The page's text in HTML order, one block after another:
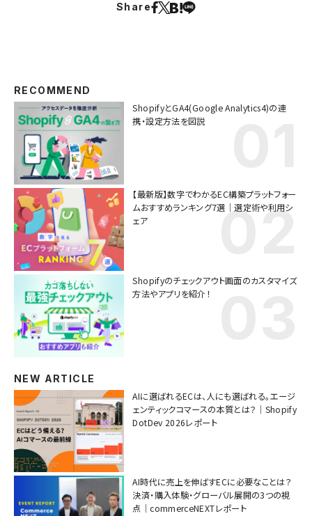
Share
RECOMMEND
ShopifyとGA4(Google Analytics4)の連
携・設定方法を図説
【最新版】数字でわかるEC構築プラットフォー
ムおすすめランキング7選｜選定術や利用シ
ェア
Shopifyのチェックアウト画面のカスタマイズ
方法やアプリを紹介！
NEW ARTICLE
AIに選ばれるECは、人にも選ばれる。エージ
ェンティックコマースの本質とは？｜Shopify
DotDev 2026レポート
AI時代に売上を伸ばすECに必要なことは？
決済・購入体験・グローバル展開の3つの視
点｜commerceNEXTレポート